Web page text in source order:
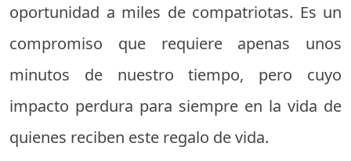
oportunidad a miles de compatriotas. Es un
compromiso que requiere apenas unos
minutos de nuestro tiempo, pero cuyo
impacto perdura para siempre en la vida de
quienes reciben este regalo de vida.